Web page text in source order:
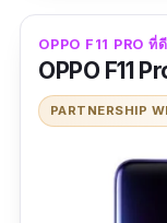
ราคาคุ้มนะ
ข้อดี
Ram 6 GB
กล้องหน้า
OPPO F11 PRO ที่
OPPO F11
PARTNERSHIP